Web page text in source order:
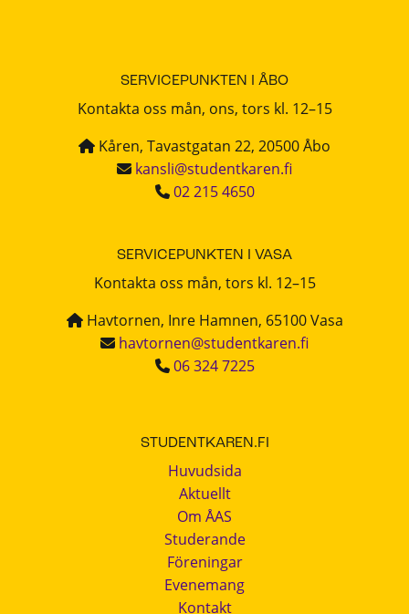
SERVICEPUNKTEN I ÅBO
Kontakta oss mån, ons, tors kl. 12–15
Kåren, Tavastgatan 22, 20500 Åbo
kansli@studentkaren.fi
02 215 4650
SERVICEPUNKTEN I VASA
Kontakta oss mån, tors kl. 12–15
Havtornen, Inre Hamnen, 65100 Vasa
havtornen@studentkaren.fi
06 324 7225
STUDENTKAREN.FI
Huvudsida
Aktuellt
Om ÅAS
Studerande
Föreningar
Evenemang
Kontakt